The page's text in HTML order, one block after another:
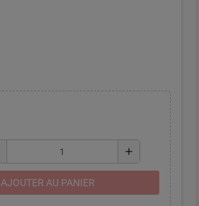
add
AJOUTER AU PANIER